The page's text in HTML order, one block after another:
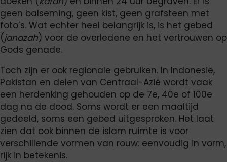
geen balseming, geen kist, geen grafsteen met
foto’s. Wat echter heel belangrijk is, is het gebed
(janazah) voor de overledene en het vertrouwen op
Gods genade.
Toch zijn er ook regionale gebruiken. In Indonesië,
Pakistan en delen van Centraal-Azië wordt vaak
een herdenking gehouden op de 7e, 40e of 100e
dag na de dood. Soms wordt er een maaltijd
gedeeld, soms een gebed uitgesproken. Het laat
zien dat ook binnen de islam ruimte is voor
verschillende vormen van rouw: eenvoudig in vorm,
rijk in betekenis.